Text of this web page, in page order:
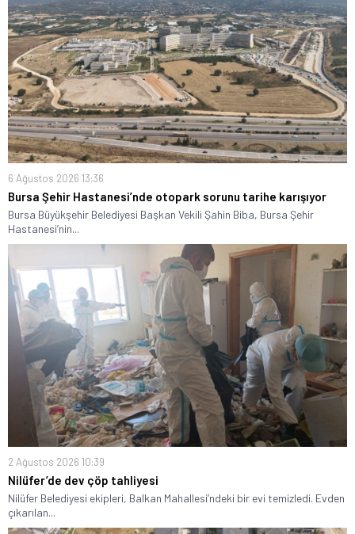
6 Ağustos 2026 13:36
Bursa Şehir Hastanesi’nde otopark sorunu tarihe karışıyor
Bursa Büyükşehir Belediyesi Başkan Vekili Şahin Biba, Bursa Şehir
Hastanesi’nin...
2 Ağustos 2026 10:39
Nilüfer’de dev çöp tahliyesi
Nilüfer Belediyesi ekipleri, Balkan Mahallesi’ndeki bir evi temizledi. Evden
çıkarılan...